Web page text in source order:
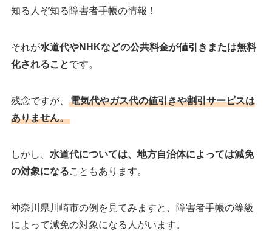
知る人ぞ知る障害者手帳の情報！
それが水道代やNHKなどの公共料金が値引きまたは無料
化されることです。
残念ですが、
電気代やガス代の値引きや割引サービスは
ありません。
しかし、 水道代については、地方自治体によっては減免
の対象になることもあります。
神奈川県川崎市の例を見てみますと、障害者手帳の等級
によって減免の対象になる人がいます。